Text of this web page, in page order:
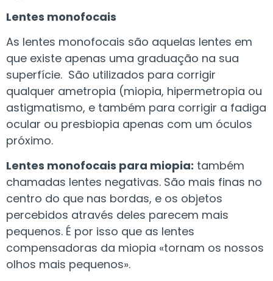
Lentes monofocais
As lentes monofocais são aquelas lentes em
que existe apenas uma graduação na sua
superfície. São utilizados para corrigir
qualquer ametropia (miopia, hipermetropia ou
astigmatismo, e também para corrigir a fadiga
ocular ou presbiopia apenas com um óculos
próximo.
Lentes monofocais para miopia: também
chamadas lentes negativas. São mais finas no
centro do que nas bordas, e os objetos
percebidos através deles parecem mais
pequenos. É por isso que as lentes
compensadoras da miopia «tornam os nossos
olhos mais pequenos».